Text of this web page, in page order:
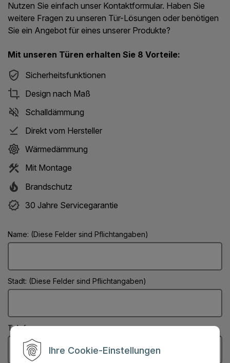
Ihre Cookie-Einstellungen
Nutzen Sie einfach unser Kontaktformular. Haben Sie
weitere Fragen zu unseren Tür-Lösungen oder benötigen
Sie ein Angebot für eines unserer Produkte?
Mit unseren Türen erhalten Sie 8 Vorteile:
Sicherheitsfunktionen
Design nach Maß
Schalldämmung
Direkt vom Hersteller
Wärmedämmung
Mit Montage
Brandschutz
30 Jahre Servicegarantie
Name: (Diese Felder sind Pflichtangaben)
Stadt: (Diese Felder sind Pflichtangaben)
Telefonnummer: